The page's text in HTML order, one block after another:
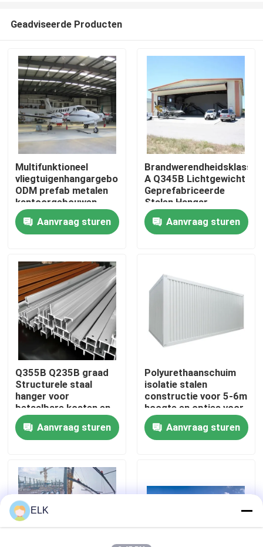
Huis
Over ons
Fabriekstocht
Kwaliteitscontrole
Neem contact met ons op
Nieuws
Gevallen
Vraag een offerte
Geadviseerde Producten
Multifunktioneel
vliegtuigenhangargebouwen
ODM prefab metalen
kantoorgebouwen
Aanvraag sturen
Brandwerendheidsklasse
A Q345B Lichtgewicht
Geprefabriceerde
Stalen Hangar
Structurele Stalen
HangarAanvraag sturen
Q355B Q235B graad
Structurele staal
hanger voor
betaalbare kosten en
C / Z gegalvaniseerd
staal voor betaalbare
kosten
Aanvraag sturen
Polyurethaanschuim
isolatie stalen
constructie voor 5-6m
hoogte en opties voor
aangepast ontwerp
Aanvraag sturen
ELK